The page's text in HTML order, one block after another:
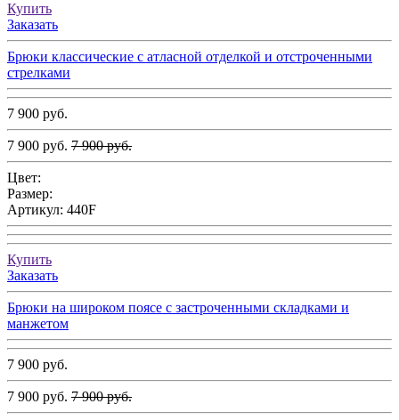
Купить
Заказать
Брюки классические с атласной отделкой и отстроченными
стрелками
7 900 руб.
7 900 руб. 7 900 руб.
Цвет:
Размер:
Артикул: 440F
Купить
Заказать
Брюки на широком поясе с застроченными складками и
манжетом
7 900 руб.
7 900 руб. 7 900 руб.